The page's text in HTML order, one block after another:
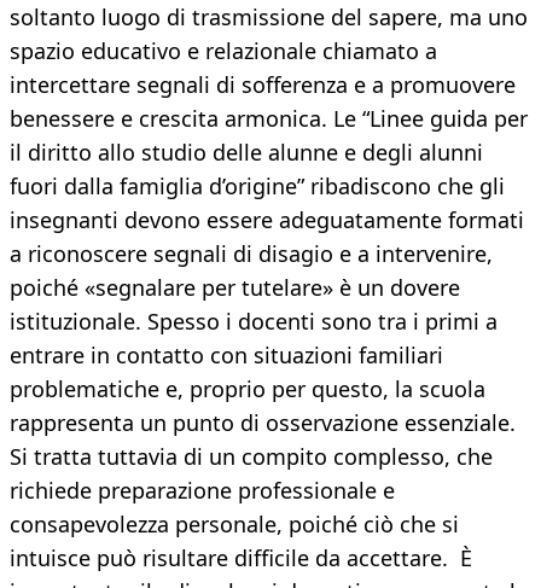
soltanto luogo di trasmissione del sapere, ma uno
spazio educativo e relazionale chiamato a
intercettare segnali di sofferenza e a promuovere
benessere e crescita armonica. Le “Linee guida per
il diritto allo studio delle alunne e degli alunni
fuori dalla famiglia d’origine” ribadiscono che gli
insegnanti devono essere adeguatamente formati
a riconoscere segnali di disagio e a intervenire,
poiché «segnalare per tutelare» è un dovere
istituzionale. Spesso i docenti sono tra i primi a
entrare in contatto con situazioni familiari
problematiche e, proprio per questo, la scuola
rappresenta un punto di osservazione essenziale.
Si tratta tuttavia di un compito complesso, che
richiede preparazione professionale e
consapevolezza personale, poiché ciò che si
intuisce può risultare difficile da accettare. È